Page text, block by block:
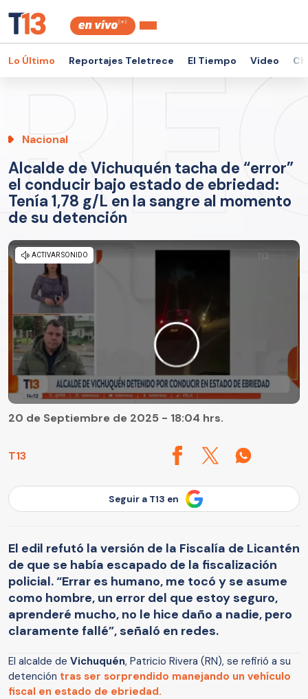
Lo Último Reportajes Teletrece El Tiempo Video
Nacional
Alcalde de Vichuquén tacha de “error”
el conducir bajo estado de ebriedad:
Tenía 1,78 g/L en la sangre al momento
de su detención
T13
20 de Septiembre de 2025 - 18:04 hrs.
Seguir a T13 en
El edil refutó la versión de la Fiscalía de Licantén
de que se había escapado de la fiscalización
policial. “Errar es humano, me tocó y se asume
como hombre, un error del que estoy seguro,
aprenderé mucho, no le hice daño a nadie, pero
claramente fallé”, señaló en redes.
El alcalde de Vichuquén, Patricio Rivera (RN), se refirió a su
detención tras ser sorprendido manejando un vehículo
fiscal en estado de ebriedad.